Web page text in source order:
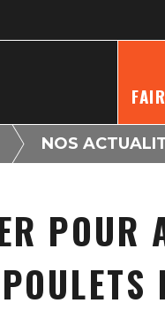
NOS
POUR